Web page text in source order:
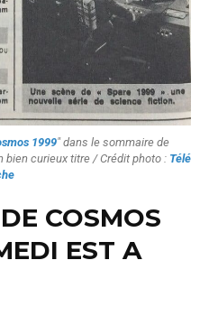
1999" dans le sommaire de
bien curieux titre / Crédit photo : Télé
COSMOS
EST A